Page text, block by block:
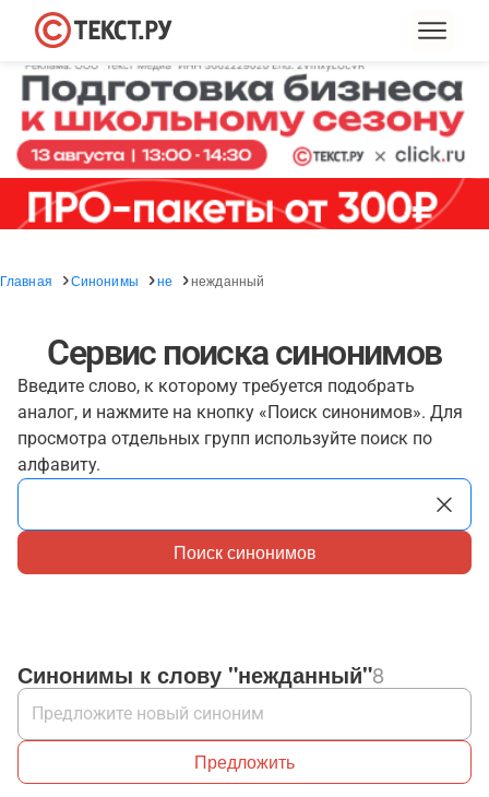
Главная Синонимы не нежданный
Сервис поиска синонимов
Введите слово, к которому требуется подобрать
аналог, и нажмите на кнопку «Поиск синонимов». Для
просмотра отдельных групп используйте поиск по
алфавиту.
Поиск синонимов
Синонимы к слову "нежданный"8
Предложить